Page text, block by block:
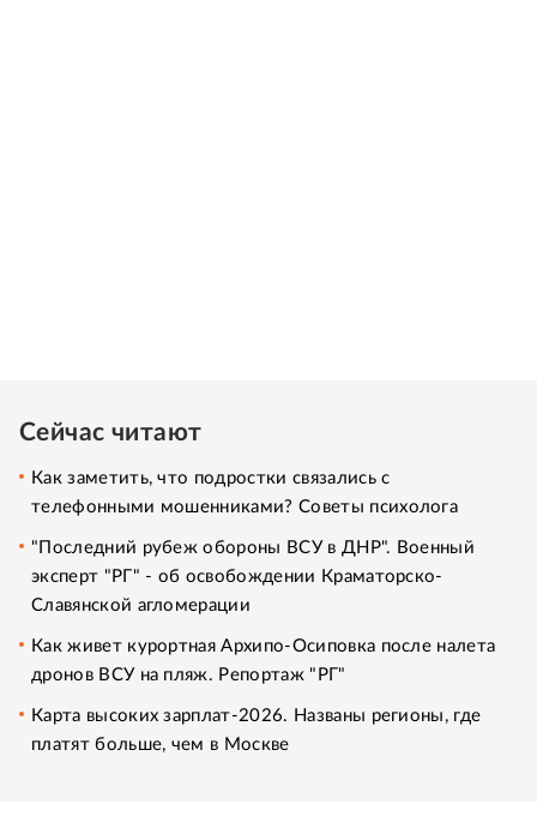
Сейчас читают
Как заметить, что подростки связались с
телефонными мошенниками? Советы психолога
"Последний рубеж обороны ВСУ в ДНР". Военный
эксперт "РГ" - об освобождении Краматорско-
Славянской агломерации
Как живет курортная Архипо-Осиповка после налета
дронов ВСУ на пляж. Репортаж "РГ"
Карта высоких зарплат-2026. Названы регионы, где
платят больше, чем в Москве